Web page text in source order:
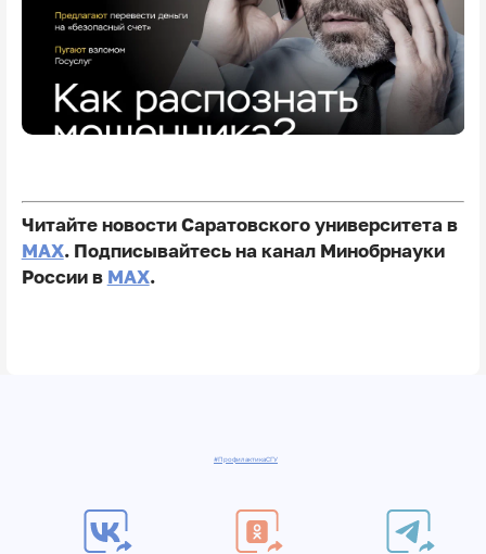
Читайте новости Саратовского университета в
MAX. Подписывайтесь на канал Минобрнауки
России в MAX.
#ПрофилактикаСГУ